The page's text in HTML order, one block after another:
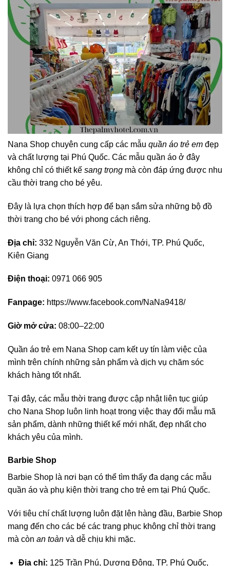
Nana Shop chuyên cung cấp các mẫu quần áo trẻ em đẹp
và chất lượng tại Phú Quốc. Các mẫu quần áo ở đây
không chỉ có thiết kế sang trọng mà còn đáp ứng được nhu
cầu thời trang cho bé yêu.
Đây là lựa chọn thích hợp để bạn sắm sửa những bộ đồ
thời trang cho bé với phong cách riêng.
Địa chỉ: 332 Nguyễn Văn Cừ, An Thới, TP. Phú Quốc,
Kiên Giang
Điện thoại: 0971 066 905
Fanpage: https://www.facebook.com/NaNa9418/
Giờ mở cửa: 08:00–22:00
Quần áo trẻ em Nana Shop cam kết uy tín làm việc của
mình trên chính những sản phẩm và dịch vụ chăm sóc
khách hàng tốt nhất.
Tại đây, các mẫu thời trang được cập nhật liên tục giúp
cho Nana Shop luôn linh hoạt trong việc thay đổi mẫu mã
sản phẩm, dành những thiết kế mới nhất, đẹp nhất cho
khách yêu của mình.
Barbie Shop
Barbie Shop là nơi bạn có thể tìm thấy đa dạng các mẫu
quần áo và phụ kiện thời trang cho trẻ em tại Phú Quốc.
Với tiêu chí chất lượng luôn đặt lên hàng đầu, Barbie Shop
mang đến cho các bé các trang phục không chỉ thời trang
mà còn an toàn và dễ chịu khi mặc.
Địa chỉ: 125 Trần Phú, Dương Đông, TP. Phú Quốc,